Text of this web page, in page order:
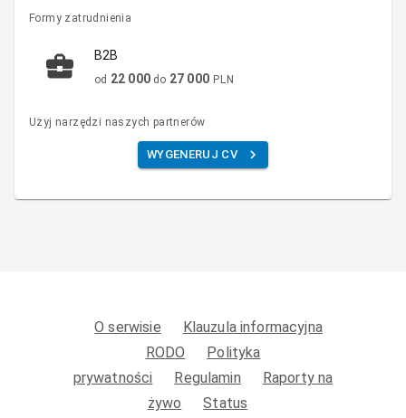
Formy zatrudnienia
B2B
od 22 000 do 27 000 PLN
Użyj narzędzi naszych partnerów
WYGENERUJ CV
O serwisie
Klauzula informacyjna
RODO
Polityka
prywatności
Regulamin
Raporty na
żywo
Status